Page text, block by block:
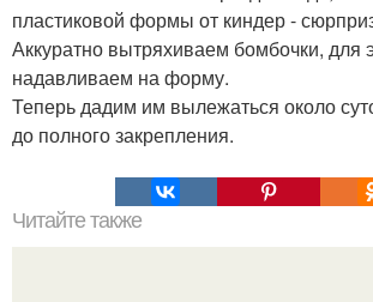
пластиковой формы от киндер -
Аккуратно вытряхиваем бомбочки, для
надавливаем на форму.
Теперь дадим им вылежаться около
до полного закрепления.
Читайте также